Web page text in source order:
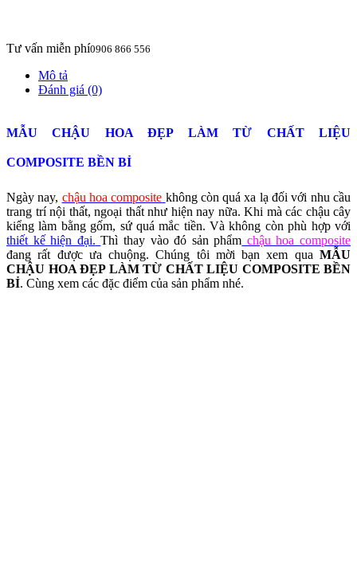
Tư vấn miễn phí0906 866 556
Mô tả
Đánh giá (0)
MẪU CHẬU HOA ĐẸP LÀM TỪ CHẤT LIỆU
COMPOSITE BỀN BỈ
Ngày nay, chậu hoa composite không còn quá xa lạ đối với nhu cầu
trang trí nội thất, ngoại thất như hiện nay nữa. Khi mà các chậu cây
kiểng làm bằng gốm, sứ quá mắc tiền. Và không còn phù hợp với
thiết kế hiện đại. Thì thay vào đó sản phẩm chậu hoa composite
đang rất được ưa chuộng. Chúng tôi mời bạn xem qua MẪU
CHẬU HOA ĐẸP LÀM TỪ CHẤT LIỆU COMPOSITE BỀN
BỈ. Cùng xem các đặc điểm của sản phẩm nhé.